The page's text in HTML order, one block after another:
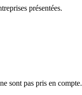
présentées.
sont pas pris en compte.